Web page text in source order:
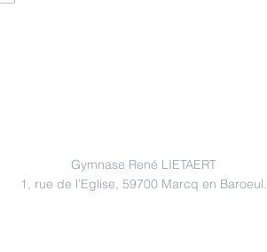
Gymnase René LIETAERT
1, rue de l’Eglise, 59700 Marcq en Baroeul.